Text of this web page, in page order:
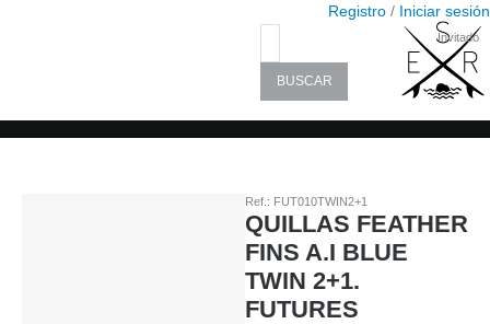
Registro / Iniciar sesión
Invitado
Ref.: FUT010TWIN2+1
QUILLAS FEATHER
FINS A.I BLUE
TWIN 2+1.
FUTURES